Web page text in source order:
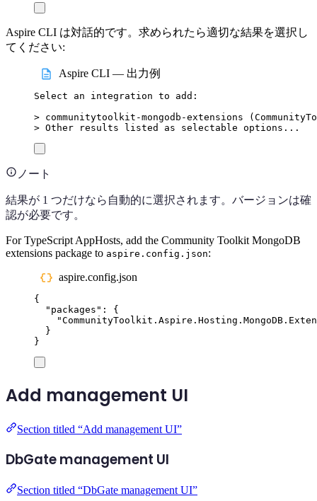
Aspire CLI は対話的です。求められたら適切な結果を選択し
てください:
Aspire CLI — 出力例
Select an integration to
add:
> communitytoolkit-mongodb-extensions (
> Other results listed as selectable options...
ノート
結果が 1 つだけなら自動的に選択されます。バージョンは確
認が必要です。
For TypeScript AppHosts, add the Community Toolkit MongoDB
extensions package to aspire.config.json:
aspire.config.json
{
" packages " :
{
"
}
}
Add management UI
Section titled “Add management UI”
DbGate management UI
Section titled “DbGate management UI”